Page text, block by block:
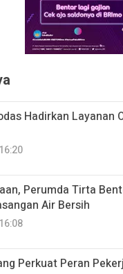
Hadirkan Layanan
Perumda Tirta
Air Bersih
Perkuat Peran